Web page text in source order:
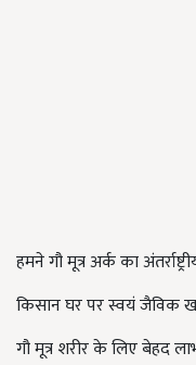
हमने गौ मूत्र अर्क का
किसान घर पर स्वयं जैविक
गौ मूत्र शरीर के लिए बेहद